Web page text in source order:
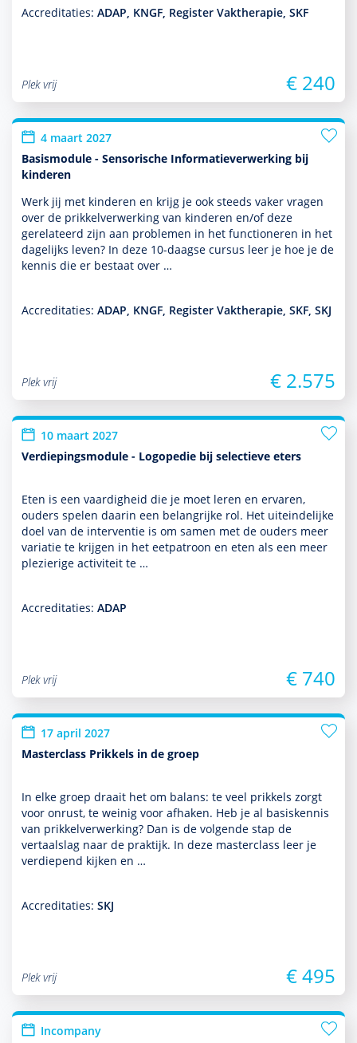
Accreditaties: ADAP, KNGF, Register Vaktherapie, SKF
Plek vrij € 240
4 maart 2027
Basismodule - Sensorische Informatieverwerking bij
kinderen
Werk jij met kin­de­ren en krijg je ook steeds vaker vragen
over de prikkelverwerking van kin­de­ren en/of deze
gerelateerd zijn aan pro­ble­men in het functio­neren in het
dagelijks leven? In deze 10-daagse cursus leer je hoe je de
kennis die er bestaat over …
Accreditaties: ADAP, KNGF, Register Vaktherapie, SKF, SKJ
Plek vrij € 2.575
10 maart 2027
Verdiepingsmodule - Logopedie bij selectieve eters
Eten is een vaar­dig­heid die je moet leren en ervaren,
ouders spelen daarin een belang­rijke rol. Het uit­einde­lijke
doel van de inter­ventie is om samen met de ouders meer
variatie te krijgen in het eetpatroon en eten als een meer
plezierige activi­teit te …
Accreditaties: ADAP
Plek vrij € 740
17 april 2027
Masterclass Prikkels in de groep
In elke groep draait het om balans: te veel prikkels zorgt
voor onrust, te weinig voor afhaken. Heb je al basis­kennis
van prikkelverwerking? Dan is de volgende stap de
vertaalslag naar de prak­tijk. In deze master­class leer je
ver­die­pend kijken en …
Accreditaties: SKJ
Plek vrij € 495
Incompany